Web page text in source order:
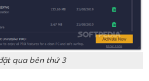
qua bên thứ 3